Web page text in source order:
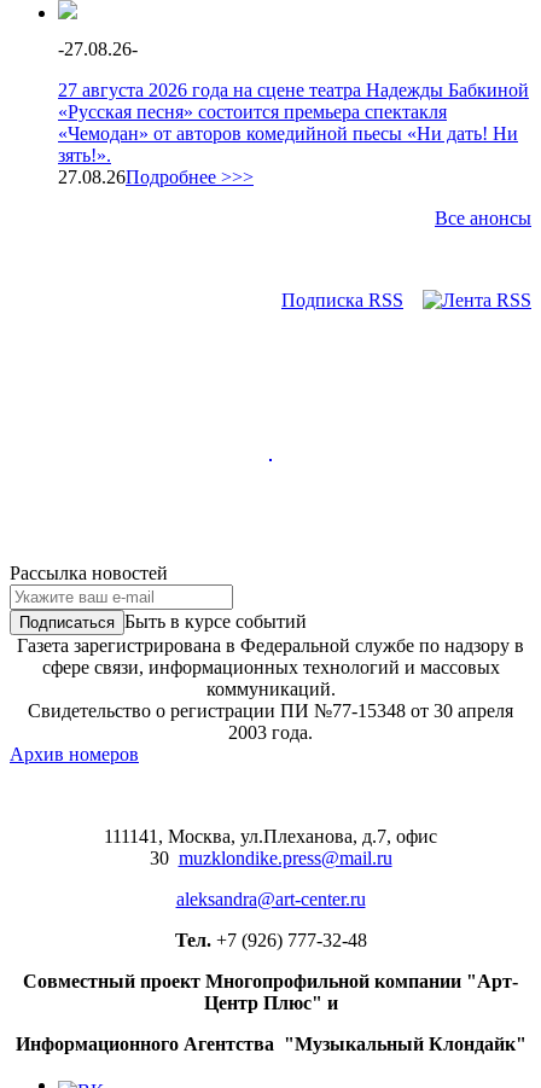
-27.08.26-
27 августа 2026 года на сцене театра Надежды Бабкиной
«Русская песня» состоится премьера спектакля
«Чемодан» от авторов комедийной пьесы «Ни дать! Ни
зять!».
27.08.26Подробнее >>>
Все анонсы
Подписка RSS
Рассылка новостей
Быть в курсе событий
Газета зарегистрирована в Федеральной службе по надзору в
сфере связи, информационных технологий и массовых
коммуникаций.
Свидетельство о регистрации ПИ №77-15348 от 30 апреля
2003 года.
Архив номеров
111141, Москва, ул.Плеханова, д.7, офис
30 muzklondike.press@mail.ru
aleksandra@art-center.ru
Тел. +7 (926) 777-32-48
Совместный проект Многопрофильной компании "Арт-
Центр Плюс" и
Информационного Агентства "Музыкальный Клондайк"